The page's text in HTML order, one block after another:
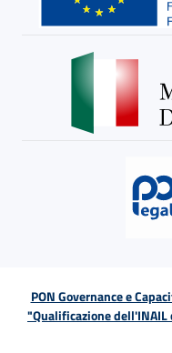
PON Governance e
"Qualificazione dell'INAIL